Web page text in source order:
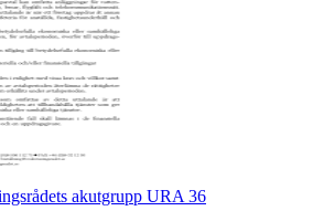
akutgrupp URA 36